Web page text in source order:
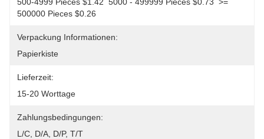
500000 Pieces $0.26
Verpackung Informationen:
Papierkiste
Lieferzeit:
15-20 Worttage
Zahlungsbedingungen:
L/C, D/A, D/P, T/T